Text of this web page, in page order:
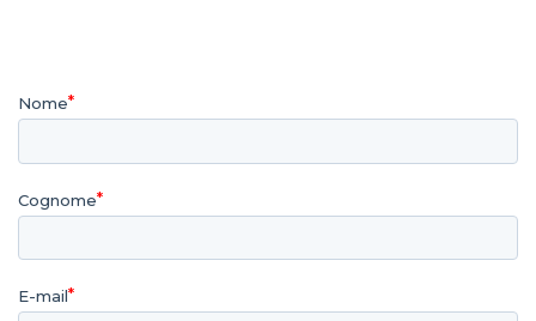
Nome
Cognome
E-mail